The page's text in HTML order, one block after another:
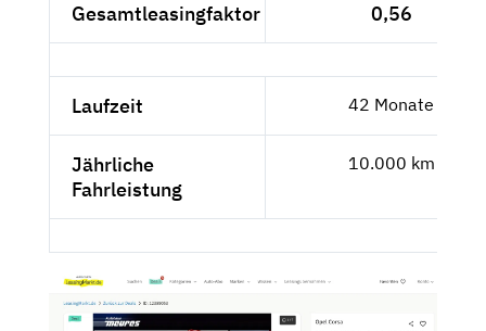
Gesamtleasingfaktor 0,56
Laufzeit 42 Monate
Jährliche
Fahrleistung
10.000 km